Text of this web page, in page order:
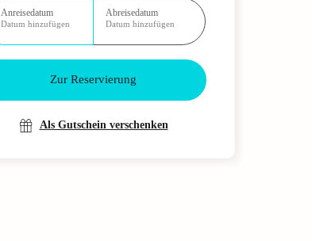
Anreisedatum
Datum hinzufügen
Abreisedatum
Datum hinzufügen
Zur Reservierung
Als Gutschein verschenken